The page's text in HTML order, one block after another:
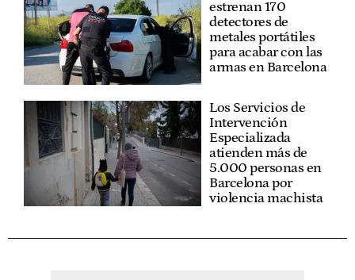
estrenan 170
detectores de
metales portátiles
para acabar con las
armas en Barcelona
Los Servicios de
Intervención
Especializada
atienden más de
5.000 personas en
Barcelona por
violencia machista